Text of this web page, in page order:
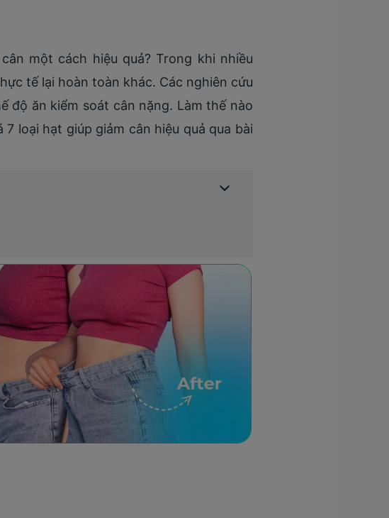
một cách hiệu quả? Trong khi nhiều
tế lại hoàn toàn khác. Các nghiên cứu
độ ăn kiểm soát cân nặng. Làm thế nào
loại hạt giúp giảm cân hiệu quả qua bài